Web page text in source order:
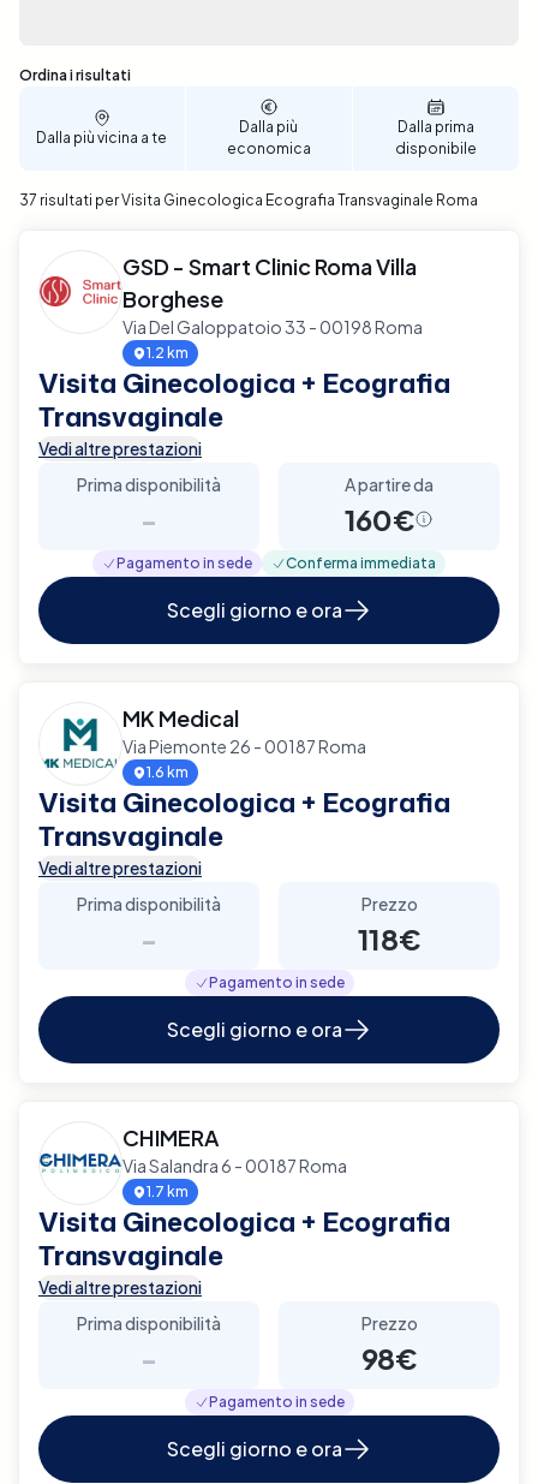
controllo completo e dettagliato della tua salute
ginecologica a Roma.
Sono stati trovati 37 risultati
Ordina i risultati
Dalla più vicina a te
Dalla più
economica
Dalla prima
disponibile
37 risultati per Visita Ginecologica Ecografia Transvaginale Roma
GSD - Smart Clinic Roma Villa
Borghese
Via Del Galoppatoio 33 - 00198 Roma
1.2 km
Visita Ginecologica + Ecografia
Transvaginale
Vedi altre prestazioni
Prima disponibilità
-
A partire da
160€
Pagamento in sede Conferma immediata
Scegli giorno e ora
MK Medical
Via Piemonte 26 - 00187 Roma
1.6 km
Visita Ginecologica + Ecografia
Transvaginale
Vedi altre prestazioni
Prima disponibilità
-
Prezzo
118€
Pagamento in sede
Scegli giorno e ora
CHIMERA
Via Salandra 6 - 00187 Roma
1.7 km
Visita Ginecologica + Ecografia
Transvaginale
Vedi altre prestazioni
Prima disponibilità
-
Prezzo
98€
Pagamento in sede
Scegli giorno e ora